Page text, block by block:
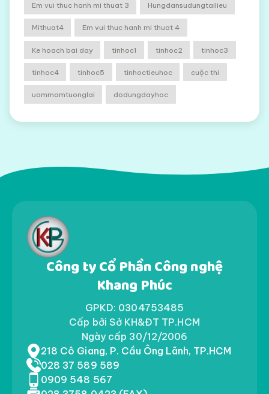
Em vui thuc hanh mi thuat 3 Hungdansudungtailieu
Mithuat4 Em vui thuc hanh mi thuat 4
Ke hoach bai day tinhoc1 tinhoc2 tinhoc3
tinhoc4 tinhoc5 tinhoctieuhoc cuộc thi
uommamtuonglai dodungdayhoc
Công ty Cổ Phần Công nghệ
Khang Phúc
GPKD: 0304753485
Cấp bởi Sở KH&ĐT TP.HCM
Ngày cấp 30/12/2006
218 Cô Giang, P. Cầu Ông Lãnh, TP.HCM
028 37 589 589
0909 548 567